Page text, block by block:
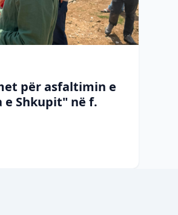
për asfaltimin e
e Shkupit" në f.